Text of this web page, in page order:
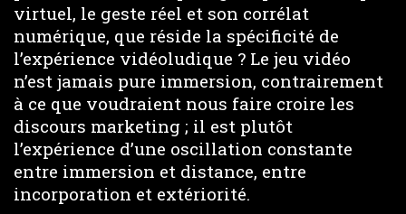
virtuel, le geste réel et son corrélat
numérique, que réside la spécificité de
l’expérience vidéoludique ? Le jeu vidéo
n’est jamais pure immersion, contrairement
à ce que voudraient nous faire croire les
discours marketing ; il est plutôt
l’expérience d’une oscillation constante
entre immersion et distance, entre
incorporation et extériorité.